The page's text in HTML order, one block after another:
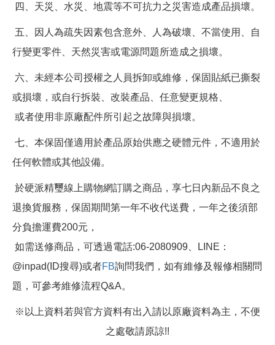
四、天災、水災、地震等不可抗力之災害造成產品損壞。
五、因人為疏失因素包含意外、人為破壞、不當使用、自
行變更零件、天然災害或電源問題所造成之損壞。
六、未經本公司授權之人員拆卸或維修，保固貼紙已撕裂
或損壞，或自行拆裝、改裝產品、任意變更規格、
或者使用非原廠配件所引起之故障與損壞。
七、本保固僅適用於產品原始供應之硬體元件，不適用於
任何軟體或其他設備。
於硬派精璽線上購物網訂購之商品，享七日內新品不良之
退換貨服務，保固期間第一年不收代送費，一年之後須部
分負擔運費200元，
如需送修商品，可透過電話:06-2080909、LINE：
@inpad(ID搜尋)或者FB詢問我們，如有維修及報修相關問
題，可參考維修流程Q&A。
※以上資料若與官方資料有出入請以原廠資料為主，不便
之處敬請原諒!!